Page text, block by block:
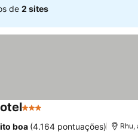
de 2 sites
3 Estrelas
boa (4.164 pontuações) Rhu,